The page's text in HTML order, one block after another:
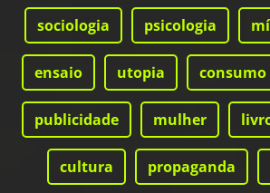
sociologia psicologia
ensaio utopia consumo
publicidade mulher
cultura propaganda